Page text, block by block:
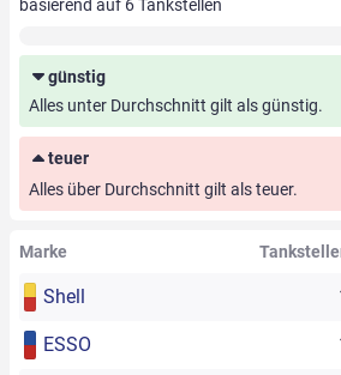
basierend auf 6Tankstellen
günstig
Alles unter Durchschnitt gilt als günstig.
teuer
Alles über Durchschnitt gilt als teuer.
Marke
Shell
ESSO